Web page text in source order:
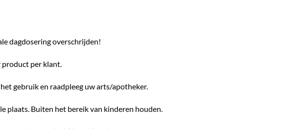
dagdosering overschrijden!
product per klant.
gebruik en raadpleeg uw arts/apotheker.
plaats. Buiten het bereik van kinderen houden.